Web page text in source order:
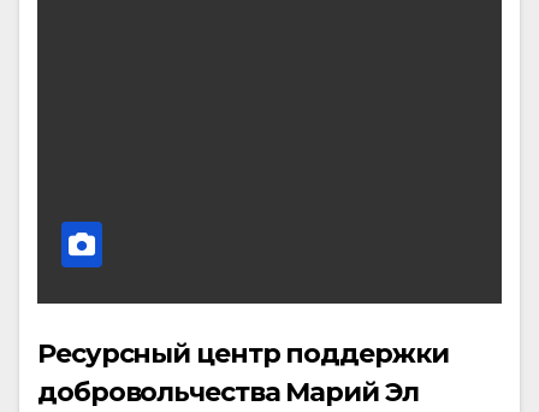
Ресурсный центр поддержки
добровольчества Марий Эл